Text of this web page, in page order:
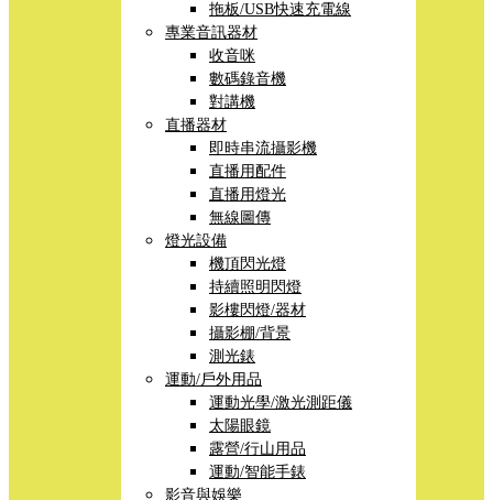
拖板/USB快速充電線
專業音訊器材
收音咪
數碼錄音機
對講機
直播器材
即時串流攝影機
直播用配件
直播用燈光
無線圖傳
燈光設備
機頂閃光燈
持續照明閃燈
影樓閃燈/器材
攝影棚/背景
測光錶
運動/戶外用品
運動光學/激光測距儀
太陽眼鏡
露營/行山用品
運動/智能手錶
影音與娛樂